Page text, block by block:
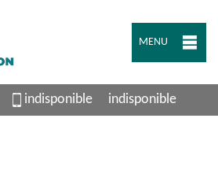
MENU
indisponible indisponible